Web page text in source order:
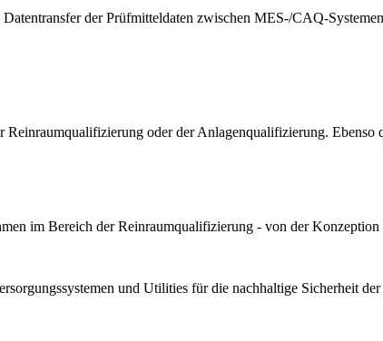
der Prüfmitteldaten zwischen MES-/CAQ-
oder der Anlagenqualifizierung.
im Bereich der Reinraumqualifizierung - von der
und Utilities für die nachhaltige Sicherheit